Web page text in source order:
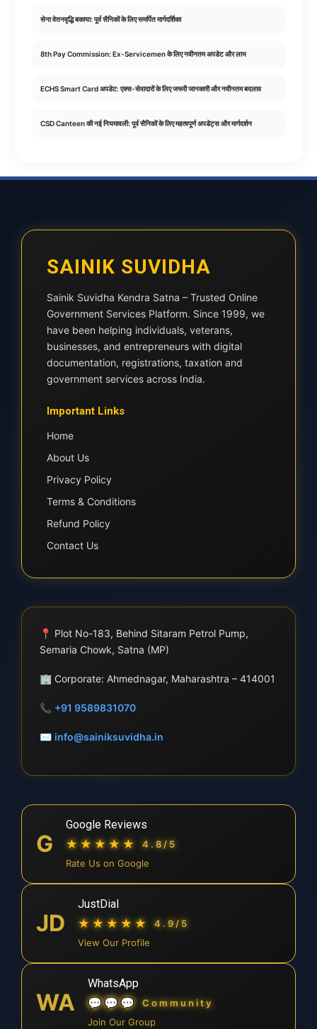
सेना वेतनवृद्धि बकाया: पूर्व सैनिकों के लिए समर्पित मार्गदर्शिका
8th Pay Commission: Ex-Servicemen के लिए नवीनतम अपडेट और लाभ
ECHS Smart Card अपडेट: एक्स-सेवादारों के लिए जरूरी जानकारी और नवीनतम बदलाव
CSD Canteen की नई नियमावली: पूर्व सैनिकों के लिए महत्वपूर्ण अपडेट्स और मार्गदर्शन
SAINIK SUVIDHA
Sainik Suvidha Kendra Satna – Trusted Online
Government Services Platform. Since 1999, we
have been helping individuals, veterans,
businesses, and entrepreneurs with digital
documentation, registrations, taxation and
government services across India.
Important Links
Home
About Us
Privacy Policy
Terms & Conditions
Refund Policy
Contact Us
📍 Plot No-183, Behind Sitaram Petrol Pump,
Semaria Chowk, Satna (MP)
🏢 Corporate: Ahmednagar, Maharashtra – 414001
📞 +91 9589831070
✉ info@sainiksuvidha.in
G
Google Reviews
★★★★★
4.8/5
Rate Us on Google
JD
JustDial
★★★★★
4.9/5
View Our Profile
WA
WhatsApp
💬💬💬
Community
Join Our Group